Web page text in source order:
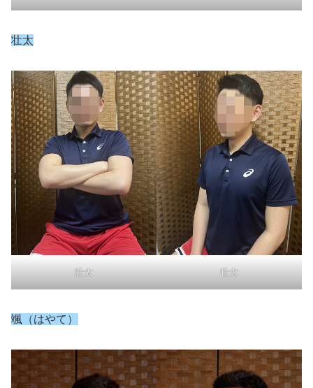
壮太
壮太 壮太
颯（はやて）